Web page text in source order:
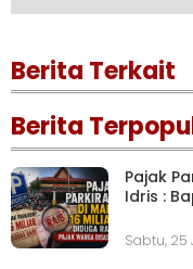
Berita Terkait
Berita
Pajak
Idris :
Sabtu, 25